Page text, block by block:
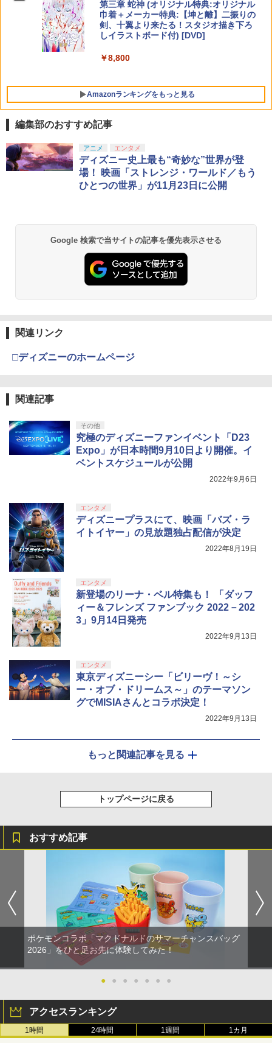
【送料無料】【PS5/PS5 Slim/PS5 Pro対
応】PS5 Slim 横置きスタンド 放熱改善
スタンド PS5/PS5 スリム 通常版とデジ
￥3,576
第三章 蛇神 (オリジナル特典:オリジナル
巾着＋メーカー特典:【坤と離】二振りの
剣、十翼より来たる！スタジオ描き下ろ
しイラストボード付) [DVD]
￥8,800
Amazonランキングをもっと見る
編集部のおすすめ記事
アニメ エンタメ
ディズニー史上最も“奇妙な”世界が登
場！ 映画「ストレンジ・ワールド／もう
ひとつの世界」が11月23日に公開
Google 検索で当サイトの記事を優先表示させる
関連リンク
□ディズニーのホームページ
関連記事
その他
究極のディズニーファンイベント「D23
Expo」が日本時間9月10日より開催。イ
ベントスケジュールが公開
2022年9月6日
エンタメ
ディズニープラスにて、映画「バズ・ラ
イトイヤー」の見放題独占配信が決定
2022年8月19日
エンタメ
新登場のリーナ・ベル特集も！ 「ダッフ
ィー＆フレンズ ファンブック 2022－202
3」9月14日発売
2022年9月13日
エンタメ
東京ディズニーシー「ビリーヴ！～シ
ー・オブ・ドリームス～」のテーマソン
グでMISIAさんとコラボ決定！
2022年9月13日
もっと関連記事を見る
トップページに戻る
おすすめ記事
ポケモンコラボ「マクドナルドのサマーチャンスバッグ
2026」をひと足お先に体験してみた！
● ● ● ● ● ● ●
アクセスランキング
1時間 24時間 1週間 1カ月